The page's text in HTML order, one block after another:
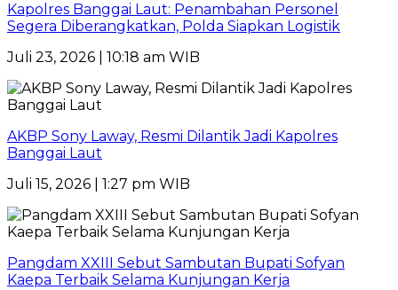
Kapolres Banggai Laut: Penambahan Personel
Segera Diberangkatkan, Polda Siapkan Logistik
Juli 23, 2026 | 10:18 am WIB
AKBP Sony Laway, Resmi Dilantik Jadi Kapolres
Banggai Laut
Juli 15, 2026 | 1:27 pm WIB
Pangdam XXIII Sebut Sambutan Bupati Sofyan
Kaepa Terbaik Selama Kunjungan Kerja